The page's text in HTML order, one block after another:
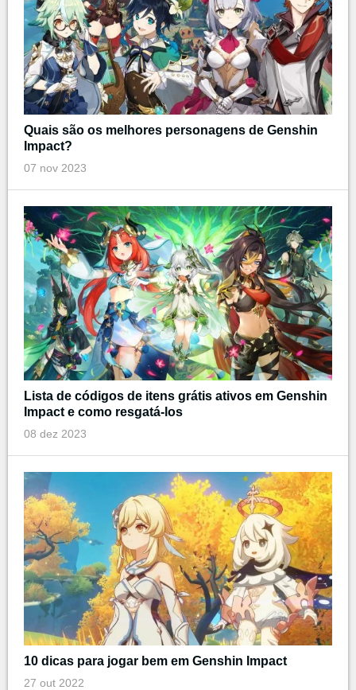
Quais são os melhores personagens de Genshin
Impact?
07 nov 2023
Lista de códigos de itens grátis ativos em Genshin
Impact e como resgatá-los
08 dez 2023
10 dicas para jogar bem em Genshin Impact
27 out 2022